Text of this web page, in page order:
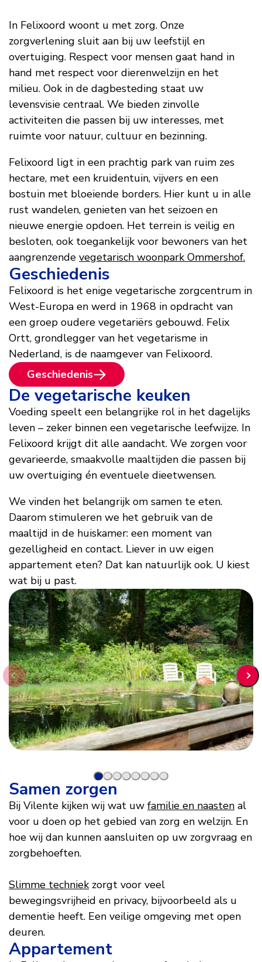
In Felixoord woont u met zorg. Onze
zorgverlening sluit aan bij uw leefstijl en
overtuiging. Respect voor mensen gaat hand in
hand met respect voor dierenwelzijn en het
milieu. Ook in de dagbesteding staat uw
levensvisie centraal. We bieden zinvolle
activiteiten die passen bij uw interesses, met
ruimte voor natuur, cultuur en bezinning.
Felixoord ligt in een prachtig park van ruim zes
hectare, met een kruidentuin, vijvers en een
bostuin met bloeiende borders. Hier kunt u in alle
rust wandelen, genieten van het seizoen en
nieuwe energie opdoen. Het terrein is veilig en
besloten, ook toegankelijk voor bewoners van het
aangrenzende vegetarisch woonpark Ommershof.
Geschiedenis
Felixoord is het enige vegetarische zorgcentrum in
West-Europa en werd in 1968 in opdracht van
een groep oudere vegetariërs gebouwd. Felix
Ortt, grondlegger van het vegetarisme in
Nederland, is de naamgever van Felixoord.
Geschiedenis
De vegetarische keuken
Voeding speelt een belangrijke rol in het dagelijks
leven – zeker binnen een vegetarische leefwijze. In
Felixoord krijgt dit alle aandacht. We zorgen voor
gevarieerde, smaakvolle maaltijden die passen bij
uw overtuiging én eventuele dieetwensen.
We vinden het belangrijk om samen te eten.
Daarom stimuleren we het gebruik van de
maaltijd in de huiskamer: een moment van
gezelligheid en contact. Liever in uw eigen
appartement eten? Dat kan natuurlijk ook. U kiest
wat bij u past.
Samen zorgen
Bij Vilente kijken wij wat uw familie en naasten al
voor u doen op het gebied van zorg en welzijn. En
hoe wij dan kunnen aansluiten op uw zorgvraag en
zorgbehoeften.
Slimme techniekzorgt voor veel
bewegingsvrijheid en privacy, bijvoorbeeld als u
dementie heeft. Een veilige omgeving met open
deuren.
Appartement